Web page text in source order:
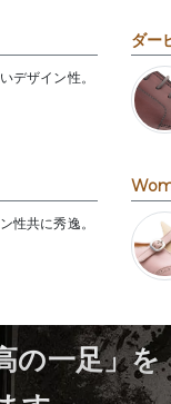
デザイン性。
ダー
性共に秀逸。
の一足」を